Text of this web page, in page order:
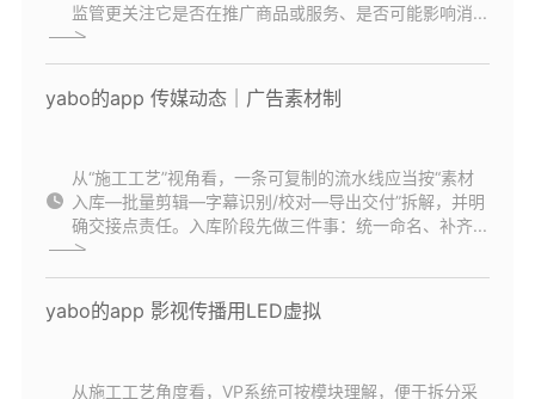
监管更关注它是否在推广商品或服务、是否可能影响消...
yabo的app 传媒动态｜广告素材制
从“施工工艺”视角看，一条可复制的流水线应当按“素材
入库—批量剪辑—字幕识别/校对—导出交付”拆解，并明
确交接点责任。入库阶段先做三件事：统一命名、补齐...
yabo的app 影视传播用LED虚拟
从施工工艺角度看，VP系统可按模块理解，便于拆分采